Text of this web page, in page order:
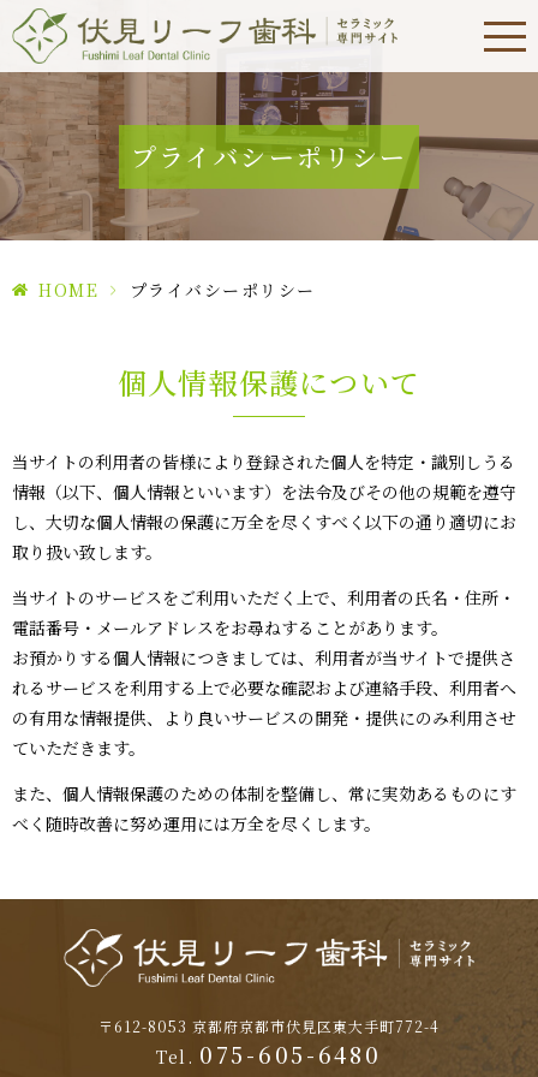
プライバシーポリシー
HOME > プライバシーポリシー
個人情報保護について
当サイトの利用者の皆様により登録された個人を特定・識別しうる
情報（以下、個人情報といいます）を法令及びその他の規範を遵守
し、大切な個人情報の保護に万全を尽くすべく以下の通り適切にお
取り扱い致します。
当サイトのサービスをご利用いただく上で、利用者の氏名・住所・
電話番号・メールアドレスをお尋ねすることがあります。
お預かりする個人情報につきましては、利用者が当サイトで提供さ
れるサービスを利用する上で必要な確認および連絡手段、利用者へ
の有用な情報提供、より良いサービスの開発・提供にのみ利用させ
ていただきます。
また、個人情報保護のための体制を整備し、常に実効あるものにす
べく随時改善に努め運用には万全を尽くします。
〒612-8053 京都府京都市伏見区東大手町772-4
Tel. 075-605-6480